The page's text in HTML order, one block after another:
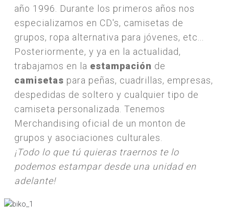
año 1996. Durante los primeros años nos
especializamos en CD's, camisetas de
grupos, ropa alternativa para jóvenes, etc...
Posteriormente, y ya en la actualidad,
trabajamos en la estampación de
camisetas para peñas, cuadrillas, empresas,
despedidas de soltero y cualquier tipo de
camiseta personalizada. Tenemos
Merchandising oficial de un monton de
grupos y asociaciones culturales.
¡Todo lo que tú quieras traernos te lo
podemos estampar desde una unidad en
adelante!